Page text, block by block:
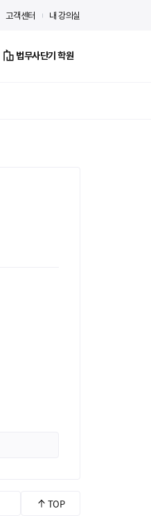
고객센터 내 강의실
법무사단기 학원
TOP